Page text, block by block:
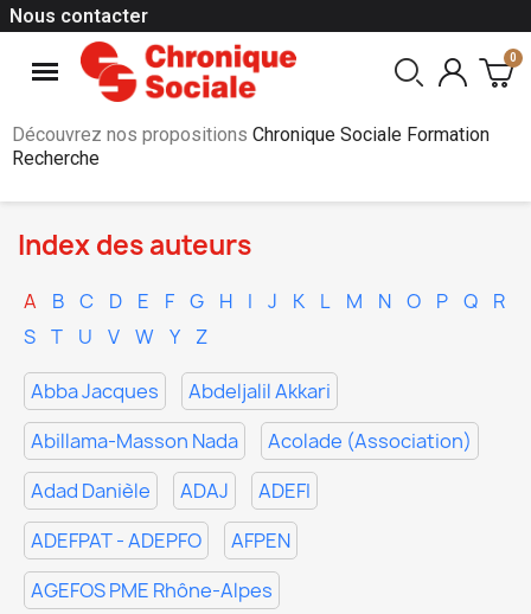
Nous contacter
Découvrez nos propositions Chronique Sociale Formation
Recherche
Index des auteurs
A B C D E F G H I J K L M N O P Q
R
S T U V W Y Z
Abba Jacques
Abdeljalil Akkari
Abillama-Masson Nada
Acolade (Association)
Adad Danièle
ADAJ
ADEFI
ADEFPAT - ADEPFO
AFPEN
AGEFOS PME Rhône-Alpes